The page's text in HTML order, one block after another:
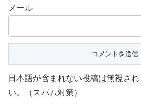
メール
日本語が含まれない投稿は無視さ
い。（スパム対策）